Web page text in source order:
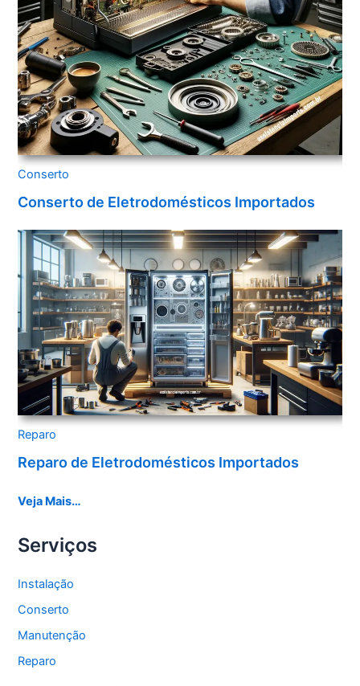
Conserto
Conserto de Eletrodomésticos Importados
Reparo
Reparo de Eletrodomésticos Importados
Veja Mais…
Serviços
Instalação
Conserto
Manutenção
Reparo